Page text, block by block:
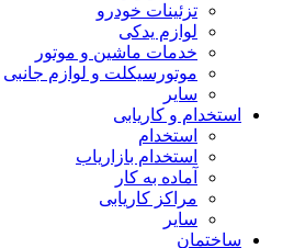
تزئینات خودرو
لوازم یدکی
خدمات ماشین و موتور
موتورسیکلت و لوازم جانبی
سایر
استخدام و کاریابی
استخدام
استخدام بازاریاب
آماده به کار
مراکز کاریابی
سایر
ساختمان